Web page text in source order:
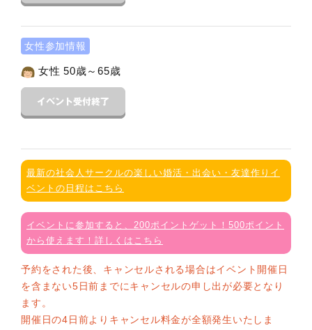
女性参加情報
女性 50歳～65歳
最新の社会人サークルの楽しい婚活・出会い・友達作りイ
ベントの日程はこちら
イベントに参加すると、200ポイントゲット！500ポイント
から使えます！詳しくはこちら
予約をされた後、キャンセルされる場合はイベント開催日
を含まない5日前までにキャンセルの申し出が必要となり
ます。
開催日の4日前よりキャンセル料金が全額発生いたしま